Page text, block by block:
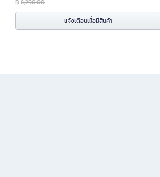
฿ 8,290.00
แจ้งเตือนเมื่อมีสินค้า